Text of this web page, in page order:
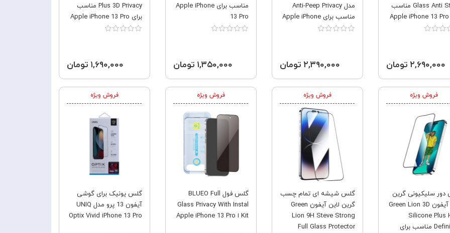
Glass Anti Static مناسب
۲,۶۹۰,۰۰۰ تومان
مدل Anti-Peep Privacy
مناسب برای Apple iPhone
13 Pro
۲,۳۹۰,۰۰۰ تومان
مناسب برای Apple iPhone
13 Pro
۱,۳۵۰,۰۰۰ تومان
Plus 3D Privacy مناسب
برای Apple iPhone 13 Pro
۱,۶۹۰,۰۰۰ تومان
فروش ویژه
سلیکیونی گرین
لاین آیفون Green Lion 3D
Silicone Plus
Definition مناسب برای
فروش ویژه
گلس شیشه ای تمام چسب
گرین لاین آیفون Green
Lion 9H Steve Strong
Full Glass Protector
فروش ویژه
گلس فول BLUEO Full
Glass Privacy With Instal
Kit ا Apple iPhone 13 Pro
فروش ویژه
گلس یونیک برای گوشی
آیفون 13 پرو مدل UNIQ
Optix Vivid iPhone 13 Pro